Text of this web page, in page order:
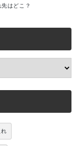
はどこ？